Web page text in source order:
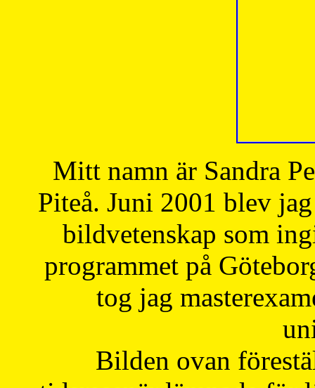
Mitt namn är Sandra
Piteå. Juni 2001 blev
bildvetenskap som
programmet på
tog jag
Bilden ovan